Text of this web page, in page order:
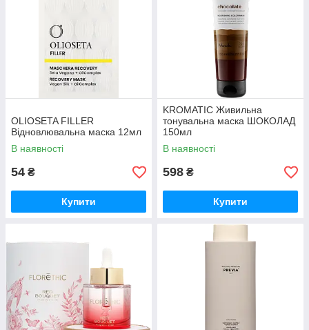
OLIOSETA FILLER
Відновлювальна маска 12мл
В наявності
54 ₴
Купити
KROMATIC Живильна
тонувальна маска ШОКОЛАД
150мл
В наявності
598 ₴
Купити